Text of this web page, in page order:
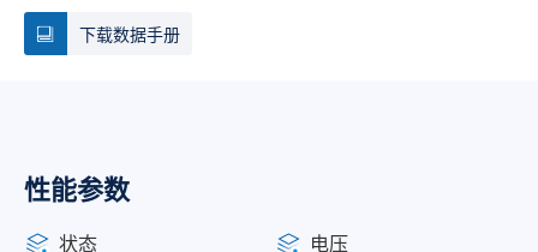
下载数据手册
性能参数
状态 电压